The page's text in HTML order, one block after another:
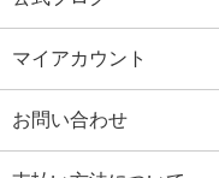
マイアカウント
お問い合わせ